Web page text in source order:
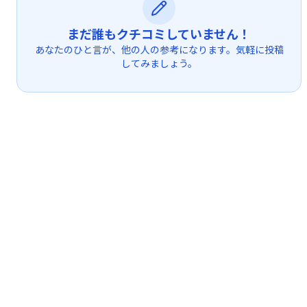
まだ誰もクチコミしていません！
あなたのひと言が、他の人の参考になります。気軽に投稿
してみましょう。